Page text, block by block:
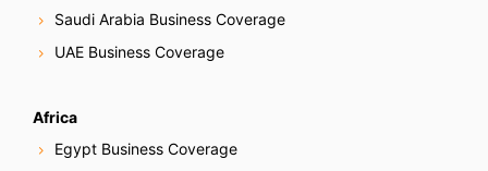
Saudi Arabia Business Coverage
UAE Business Coverage
Africa
Egypt Business Coverage